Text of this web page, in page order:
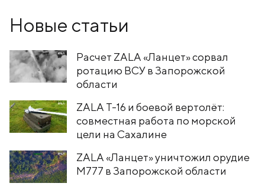
Новые статьи
Расчет ZALA «Ланцет» сорвал
ротацию ВСУ в Запорожской
области
ZALA T-16 и боевой вертолёт:
совместная работа по морской
цели на Сахалине
ZALA «Ланцет» уничтожил орудие
M777 в Запорожской области